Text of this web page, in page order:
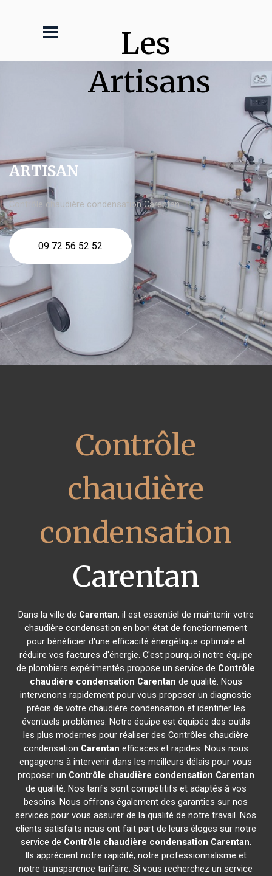
Les
Artisans
ARTISAN
Contrôle chaudière condensation Carentan
09 72 56 52 52
Contrôle
chaudière
condensation
Carentan
Dans la ville de Carentan, il est essentiel de maintenir votre
chaudière condensation en bon état de fonctionnement
pour bénéficier d'une efficacité énergétique optimale et
réduire vos factures d'énergie. C'est pourquoi notre équipe
de plombiers expérimentés propose un service de Contrôle
chaudière condensation Carentan de qualité. Nous
intervenons rapidement pour vous proposer un diagnostic
précis de votre chaudière condensation et identifier les
éventuels problèmes. Notre équipe est équipée des outils
les plus modernes pour réaliser des Contrôles chaudière
condensation Carentan efficaces et rapides. Nous nous
engageons à intervenir dans les meilleurs délais pour vous
proposer un Contrôle chaudière condensation Carentan
de qualité. Nos tarifs sont compétitifs et adaptés à vos
besoins. Nous offrons également des garanties sur nos
services pour vous assurer de la qualité de notre travail. Nos
clients satisfaits nous ont fait part de leurs éloges sur notre
service de Contrôle chaudière condensation Carentan.
Ils apprécient notre rapidité, notre professionnalisme et
notre transparence tarifaire. Si vous recherchez un service